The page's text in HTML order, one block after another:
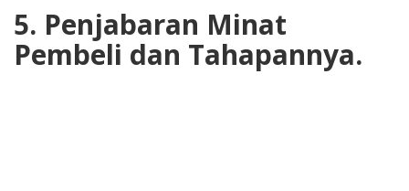
5. Penjabaran Minat
Pembeli dan Tahapannya.